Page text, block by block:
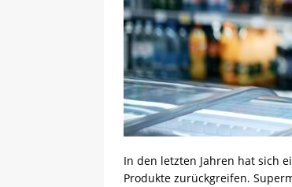
In den letzten Jahren hat sich
Produkte zurückgreifen.